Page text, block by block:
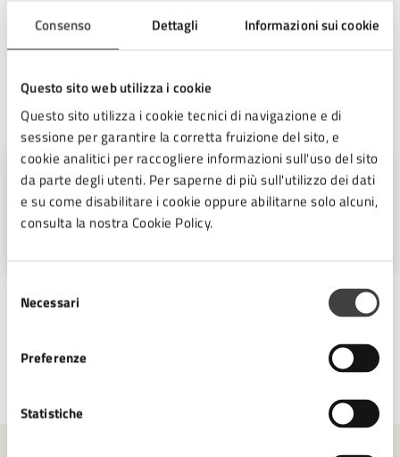
Consenso Dettagli Informazioni sui cookie
Questo sito web utilizza i cookie
Questo sito utilizza i cookie tecnici di navigazione e di
sessione per garantire la corretta fruizione del sito, e
cookie analitici per raccogliere informazioni sull'uso del sito
da parte degli utenti. Per saperne di più sull'utilizzo dei dati
e su come disabilitare i cookie oppure abilitarne solo alcuni,
consulta la nostra Cookie Policy.
delNecessari
Preferenze
Statistiche
fare la differenza in caso di arresto cardiaco, soprattutto
durante interventi sul campo e attività operative.
A cura di
Ufficio Stampa
Piazza del Popolo 10, Cesena (FC),